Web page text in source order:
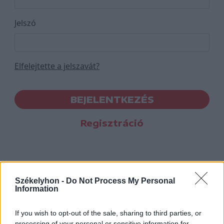
Székelyhon - Do Not Process My Personal
Information
If you wish to opt-out of the sale, sharing to third parties, or
Jelszó
Elfelejtette a jelszavát?
BEJELENTKEZÉS
Regisztráció